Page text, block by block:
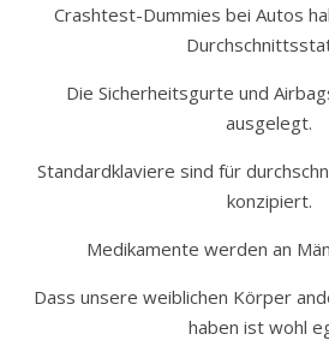
Crashtest-Dummies bei Autos
Die Sicherheitsgurte und
ausgelegt.
Standardklaviere sind für
konzipiert.
Medikamente werden an
Dass unsere weiblichen Körper
haben ist wohl